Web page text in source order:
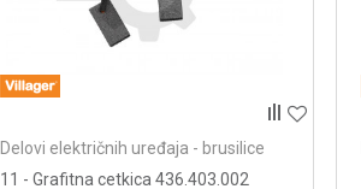
Delovi električnih uređaja - brusilice
11 - Grafitna cetkica 436.403.002